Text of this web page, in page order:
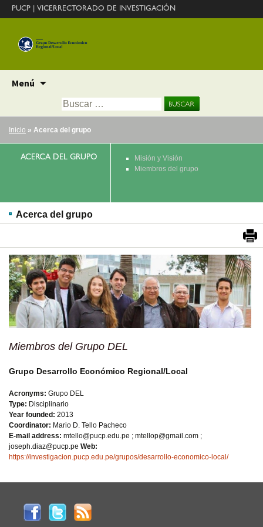
PUCP VICERRECTORADO DE INVESTIGACIÓN
Menú
contenido
Buscar:
Inicio » Acerca del grupo
ACERCA DEL GRUPO
Misión y Visión
Miembros del grupo
Acerca del grupo
Miembros del Grupo DEL
Grupo Desarrollo Económico Regional/Local
Acronyms: Grupo DEL
Type: Disciplinario
Year founded: 2013
Coordinator: Mario D. Tello Pacheco
E-mail address: mtello@pucp.edu.pe ; mtellop@gmail.com ;
joseph.diaz@pucp.pe Web:
https://investigacion.pucp.edu.pe/grupos/desarrollo-economico-local/